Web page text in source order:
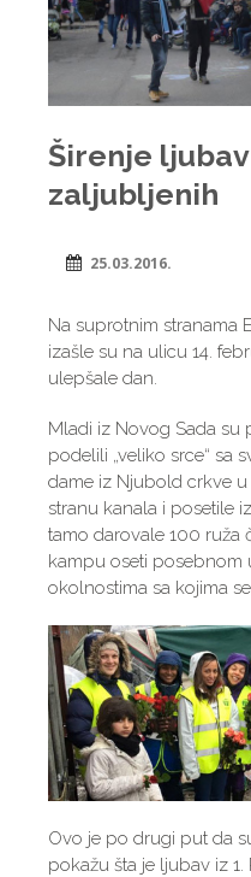
Širenje
zaljubljenih
25.03.2016.
Na suprotnim stranama
izašle su na ulicu 14.
ulepšale dan.
Mladi iz Novog Sada su
podelili „veliko srce“ sa
dame iz Njubold crkve
stranu kanala i posetile
tamo darovale 100 ruža
kampu oseti posebnom
okolnostima sa kojima
Ovo je po drugi put da
pokažu šta je ljubav iz 1.